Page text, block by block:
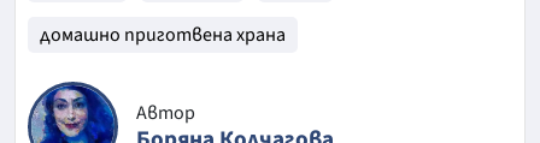
домашно приготвена храна
Автор